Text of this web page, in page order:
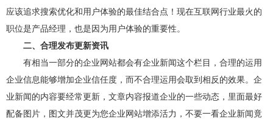
应该追求搜索优化和用户体验的最佳结合点！现在互联网行业最火的
职位是产品经理，也是因为用户体验的重要性。
二、合理发布更新资讯
有相当一部分的企业网站都会有企业新闻这个栏目，合理的运用
企业信息能够增加企业信任度，而不合理运用会取到相反的效果。企
业新闻的内容要经常更新，文章内容报道企业的一些动态，里面最好
配备图片，图文并茂更为您企业网站增添活力，不要一看企业新闻竟